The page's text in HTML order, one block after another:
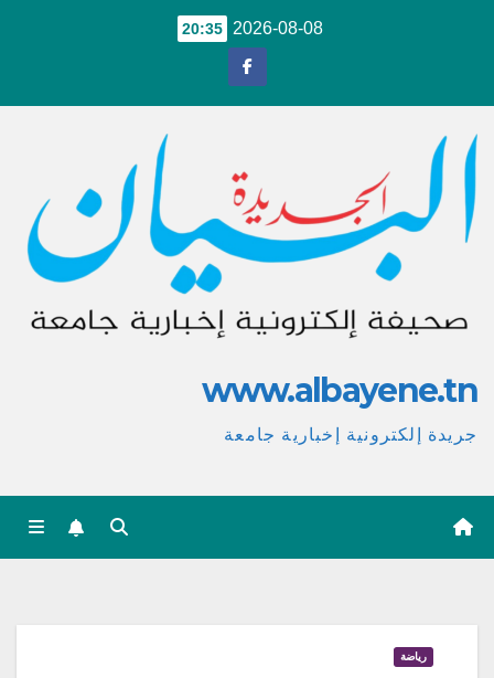
2026-08-08
20:35
www.albayene.tn
جريدة إلكترونية إخبارية جامعة
رياضة